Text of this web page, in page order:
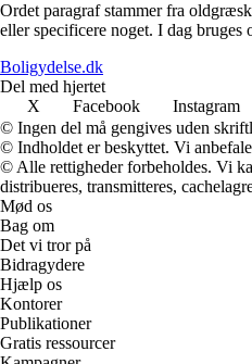
Ordet paragraf stammer fra
eller specificere noget. I dag
Boligydelse.dk
Del med hjertet
X
Facebook Instagram
© Ingen del må gengives uden
© Indholdet er beskyttet. Vi
© Alle rettigheder forbeholdes. Vi
distribueres, transmitteres,
Mød os
Bag om
Det vi tror på
Bidragydere
Hjælp os
Kontorer
Publikationer
Gratis ressourcer